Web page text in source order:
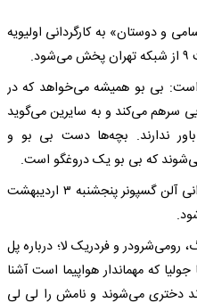
و دوستان» به‌ کارگردانی اولیویه‌
است: بی بو همیشه‌ می‌خواهد که‌ در
سرهم می‌کند و به‌ سایرین می‌گوید
ندارند. بچه‌ها دست بی بو و
که‌ بی بو یک دروغگو است.
فیلم سینمایی «ابر زیر سقف» به‌ کارگردانی آلن گسپونر پنجشنبه‌ ۳ اردیبهشت
رومی‌شرودر و فردریک لا؛ درباره‌ پل
که‌ مهماندار هواپیما است آشنا
دختری می‌شوند و نامش را لی لی